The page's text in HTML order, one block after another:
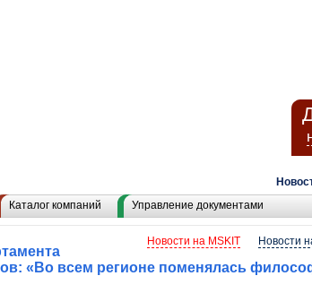
Новости:
Каталог компаний Управление документами
Новости
Новости на MSKIT
«Во всем регионе поменялась